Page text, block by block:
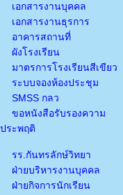
เอกสารงานบุคคล
เอกสารงานธุรการ
อาคารสถานที่
ผังโรงเรียน
มาตรการโรงเรียนสีเขียว
ระบบจองห้องประชุม
SMSS กลว
ขอหนังสือรับรองความ
ประพฤติ
รร.กันทรลักษ์วิทยา
ฝ่ายบริหารงานบุคคล
ฝ่ายกิจการนักเรียน